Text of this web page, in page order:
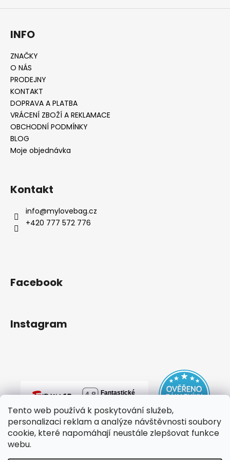
Tento web používá k poskytování služeb,
personalizaci reklam a analýze návštěvnosti soubory
cookie, které napomáhají neustále zlepšovat funkce
webu.
a
j
í
t
?
HLEDAT
p
o
u
č
m
e
INFO
ZNAČKY
O NÁS
PRODEJNY
KONTAKT
DOPRAVA A PLATBA
VRÁCENÍ ZBOŽÍ A REKLAMACE
OBCHODNÍ PODMÍNKY
BLOG
Moje objednávka
Kontakt
info@mylovebag.cz
+420 777 572 776
Facebook
Instagram